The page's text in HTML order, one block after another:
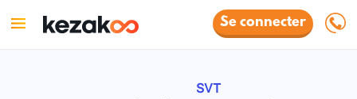
Se connecter
SVT